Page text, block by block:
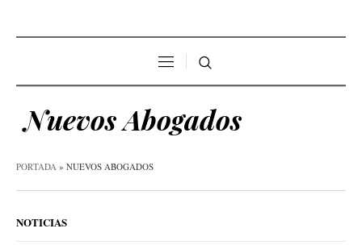
Nuevos Abogados
PORTADA » NUEVOS ABOGADOS
NOTICIAS